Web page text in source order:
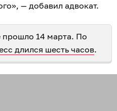
— добавил адвокат.
14 марта. По
длился шесть часов.